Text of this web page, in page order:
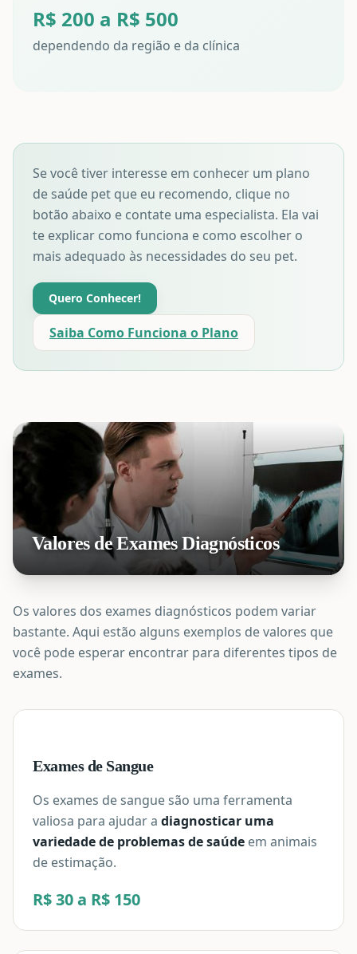
R$ 200 a R$ 500
dependendo da região e da clínica
Se você tiver interesse em conhecer um plano
de saúde pet que eu recomendo, clique no
botão abaixo e contate uma especialista. Ela vai
te explicar como funciona e como escolher o
mais adequado às necessidades do seu pet.
Quero Conhecer!
Saiba Como Funciona o Plano
Valores de Exames Diagnósticos
Os valores dos exames diagnósticos podem variar
bastante. Aqui estão alguns exemplos de valores que
você pode esperar encontrar para diferentes tipos de
exames.
Exames de Sangue
Os exames de sangue são uma ferramenta
valiosa para ajudar a diagnosticar uma
variedade de problemas de saúde em animais
de estimação.
R$ 30 a R$ 150